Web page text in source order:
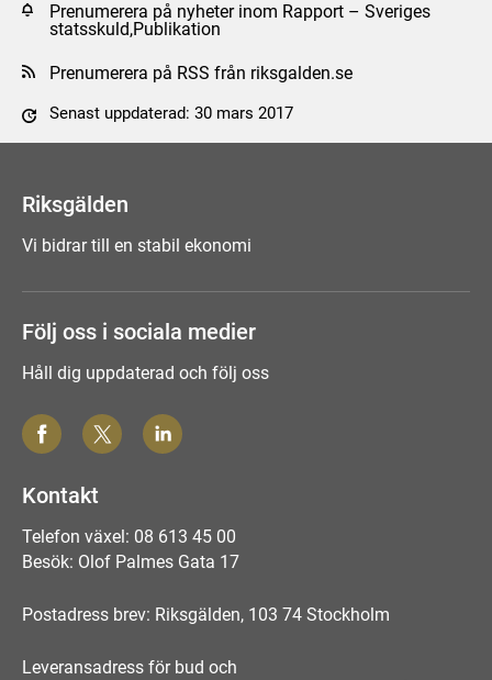
Prenumerera på nyheter inom Rapport – Sveriges
statsskuld,Publikation
Prenumerera på RSS från riksgalden.se
Senast uppdaterad: 30 mars 2017
Riksgälden
Vi bidrar till en stabil ekonomi
Följ oss i sociala medier
Håll dig uppdaterad och följ oss
Kontakt
Telefon växel: 08 613 45 00
Besök: Olof Palmes Gata 17
Postadress brev: Riksgälden, 103 74 Stockholm
Leveransadress för bud och